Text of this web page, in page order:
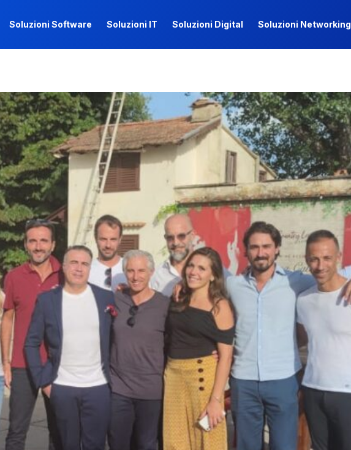
Soluzioni Software Soluzioni IT Soluzioni Digital Soluzioni Networking
Soluzioni Software Soluzioni IT Soluzioni Digital Soluzioni Networking